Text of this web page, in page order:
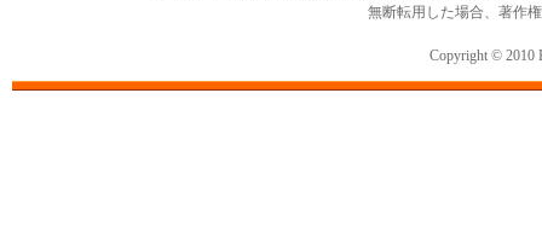
無断転用した場合、著作
Copyright © 2010